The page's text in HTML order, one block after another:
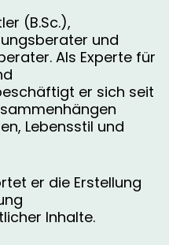
(B.Sc.),
und
Als Experte für
er sich seit
Lebensstil und
er die Erstellung
Inhalte.